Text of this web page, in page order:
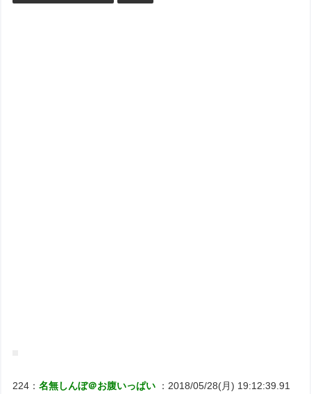
224：名無しんぼ＠お腹いっぱい
：2018/05/28(月) 19:12:39.91